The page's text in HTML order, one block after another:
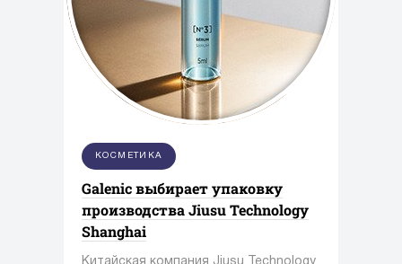
КОСМЕТИКА
Galenic выбирает упаковку
производства Jiusu Technology
Shanghai
Китайская компания Jiusu Technology